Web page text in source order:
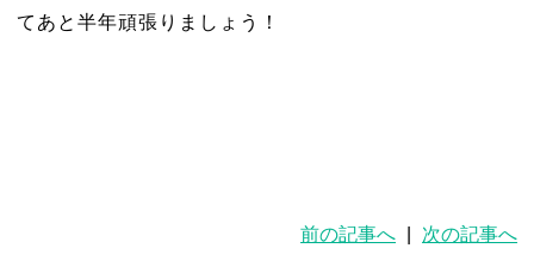
てあと半年頑張りましょう！
前の記事へ 次の記事へ